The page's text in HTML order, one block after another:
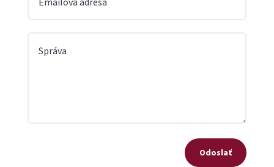
Odoslať